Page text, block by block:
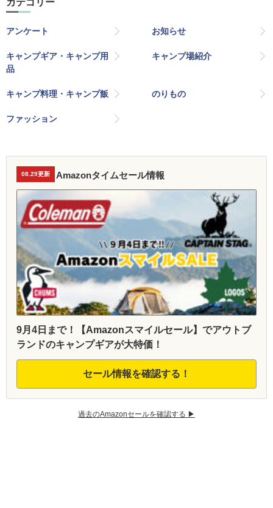
アンケート お知らせ
キャンプギア・キャンプ用
品
キャンプ場紹介
キャンプ料理・キャンプ飯 のりもの
ファッション
08.29更新 Amazonタイムセール情報
9月4日まで！【Amazonスマイルセール】でアウトブ
ランドのキャンプギアが大特価！
セール情報を確認する！
過去のAmazonセールを確認する ▶︎